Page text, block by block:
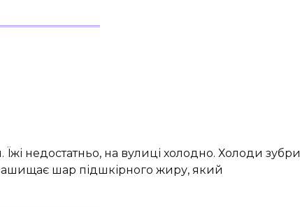
недостатньо, на вулиці холодно. Холоди зубри
шар підшкірного жиру, який